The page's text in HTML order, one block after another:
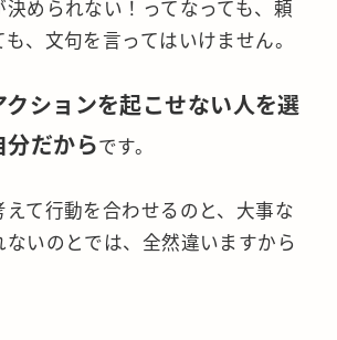
められない！ってなっても、頼
、文句を言ってはいけません。
ションを起こせない人を選
だからです。
て行動を合わせるのと、大事な
ないのとでは、全然違いますから